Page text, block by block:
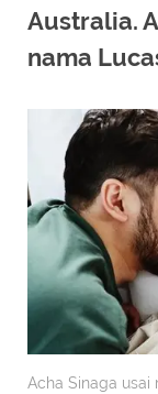
Australia.
nama
Acha Sinaga usai